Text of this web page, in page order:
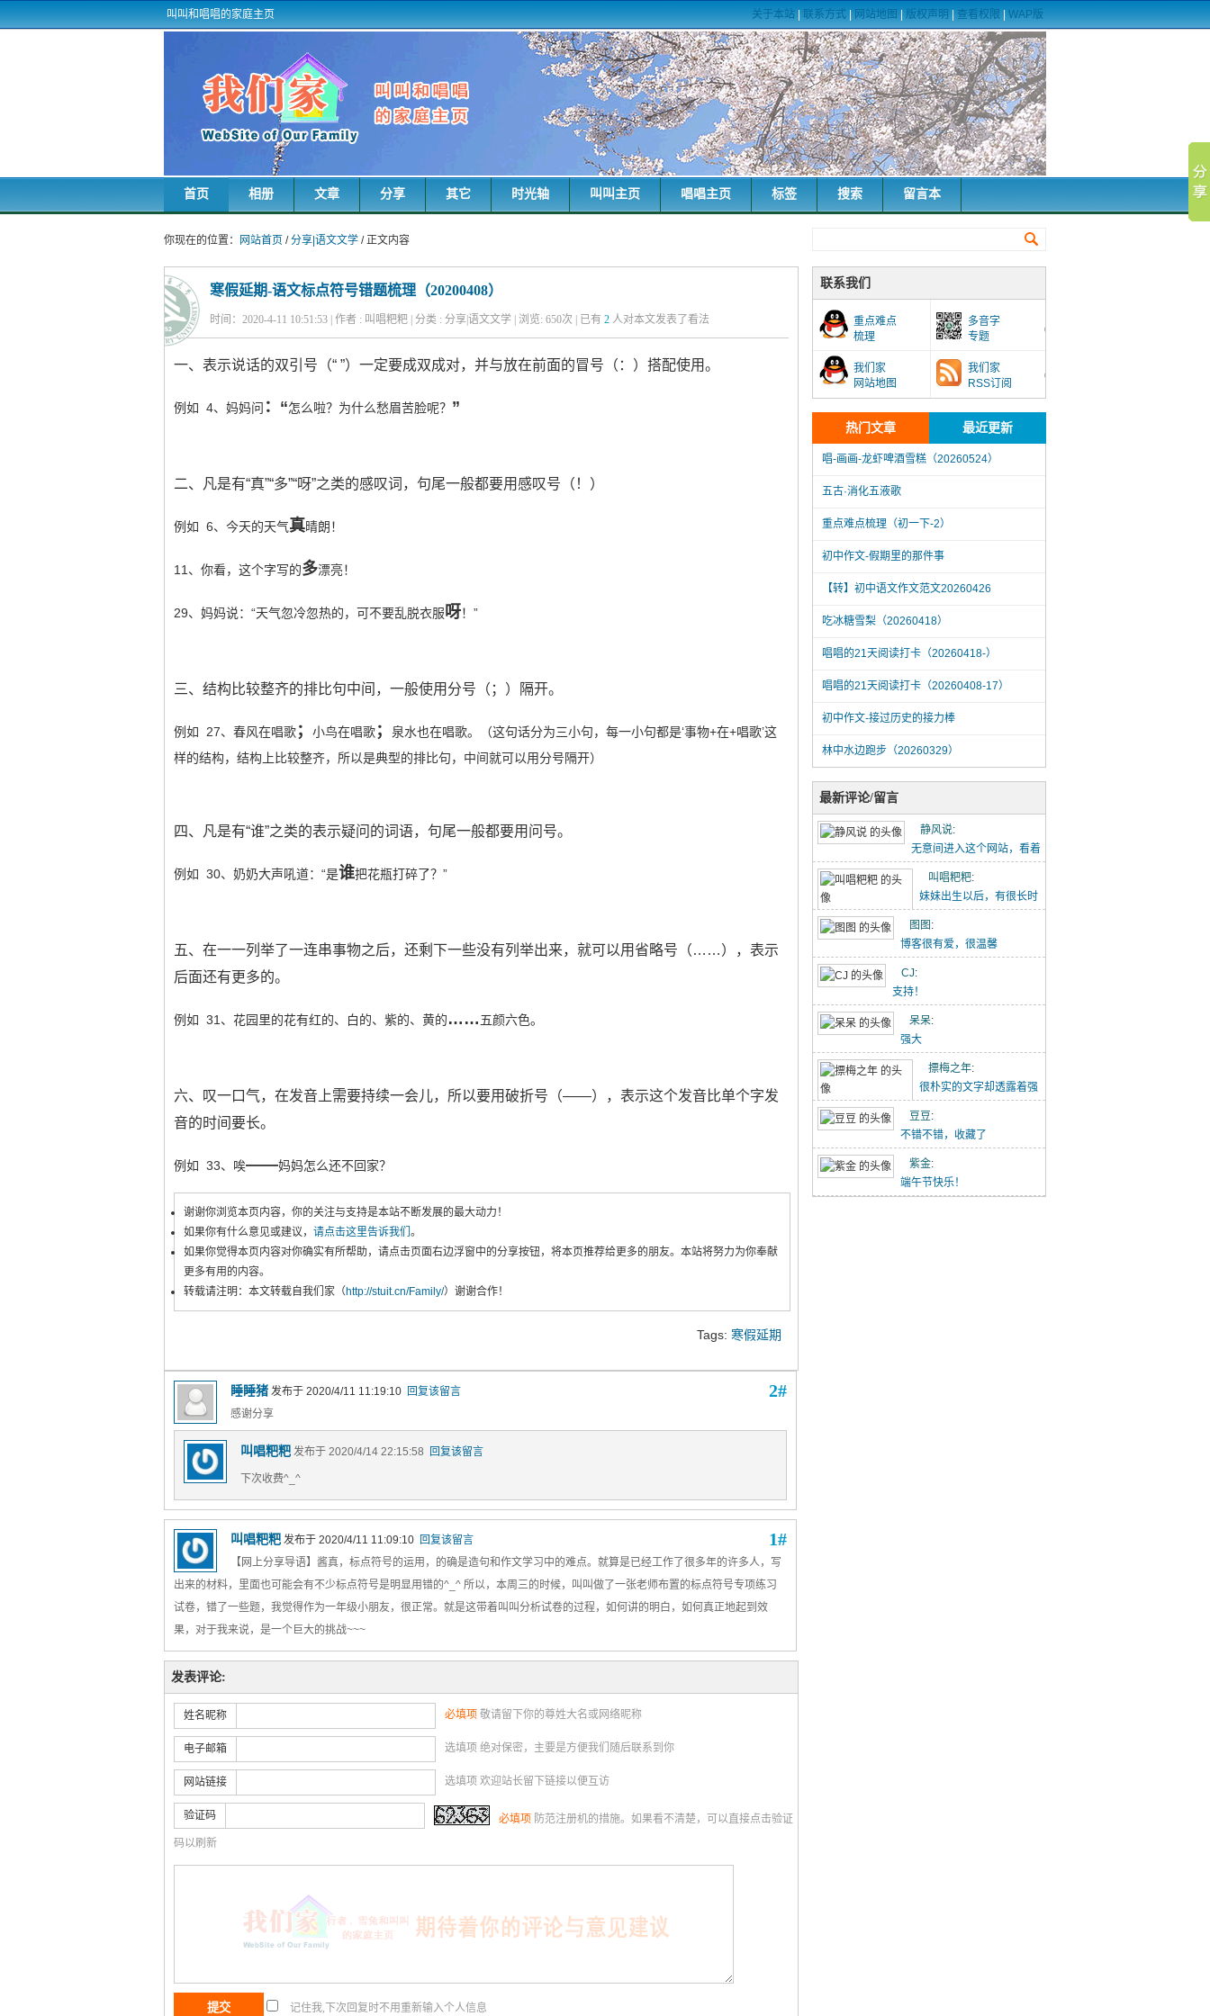
关于本站 联系方式 网站地图 版权声明 查看权限 WAP版
叫叫和唱唱的家庭主页
首页 相册 文章 分享 其它 时光轴 叫叫主页 唱唱主页 标签 搜索 留言本
你现在的位置： 网站首页 /分享|语文文学 / 正文内容
寒假延期-语文标点符号错题梳理（20200408）
时间：2020-4-11 10:51:53 | 作者 : 叫唱粑粑 | 分类 : 分享|语文文学 | 浏览: 650次 | 已有 2 人对本文发表了看法
一、表示说话的双引号（“ ”）一定要成双成对，并与放在前面的冒号（：）搭配使用。
例如 4、妈妈问 ：“怎么啦？为什么愁眉苦脸呢？ ”
二、凡是有“真”“多”“呀”之类的感叹词，句尾一般都要用感叹号（！）
例如 6、今天的天气真晴朗！
11、你看，这个字写的多漂亮！
29、妈妈说：“天气忽冷忽热的，可不要乱脱衣服呀！”
三、结构比较整齐的排比句中间，一般使用分号（；）隔开。
例如 27、春风在唱歌； 小鸟在唱歌；
泉水也在唱歌。（这句话分为三小句，每一小句都是‘事物+在+唱歌’这
样的结构，结构上比较整齐，所以是典型的排比句，中间就可以用分号隔开）
四、凡是有“谁”之类的表示疑问的词语，句尾一般都要用问号。
例如 30、奶奶大声吼道：“是谁把花瓶打碎了？”
五、在一一列举了一连串事物之后，还剩下一些没有列举出来，就可以用省略号（……），表示
后面还有更多的。
例如 31、花园里的花有红的、白的、紫的、黄的……五颜六色。
六、叹一口气，在发音上需要持续一会儿，所以要用破折号（——），表示这个发音比单个字发
音的时间要长。
例如 33、唉——妈妈怎么还不回家？
谢谢你浏览本页内容，你的关注与支持是本站不断发展的最大动力！
如果你有什么意见或建议， 请点击这里告诉我们 。
如果你觉得本页内容对你确实有所帮助，请点击页面右边浮窗中的分享按钮，将本页推荐给更多的朋友。本站将努力为你奉献
更多有用的内容。
转载请注明：本文转载自我们家（http://stuit.cn/Family/）谢谢合作！
Tags: 寒假延期
睡睡猪 发布于 2020/4/11 11:19:10 回复该留言 2#
感谢分享
叫唱粑粑 发布于 2020/4/14 22:15:58 回复该留言
下次收费^_^
叫唱粑粑 发布于 2020/4/11 11:09:10 回复该留言 1#
【网上分享导语】酱真，标点符号的运用，的确是造句和作文学习中的难点。就算是已经工作了很多年的许多人，写
出来的材料，里面也可能会有不少标点符号是明显用错的^_^ 所以，本周三的时候，叫叫做了一张老师布置的标点符号专项练习
试卷，错了一些题，我觉得作为一年级小朋友，很正常。就是这带着叫叫分析试卷的过程，如何讲的明白，如何真正地起到效
果，对于我来说，是一个巨大的挑战~~~
发表评论:
姓名昵称 必填项 敬请留下你的尊姓大名或网络昵称
电子邮箱 选填项 绝对保密，主要是方便我们随后联系到你
网站链接 选填项 欢迎站长留下链接以便互访
验证码 必填项 防范注册机的措施。如果看不清楚，可以直接点击验证
码以刷新
记住我,下次回复时不用重新输入个人信息
联系我们
重点难点
梳理
多音字
专题
我们家
网站地图
我们家
RSS订阅
热门文章 最近更新
唱-画画-龙虾啤酒雪糕（20260524）
五古·消化五液歌
重点难点梳理（初一下-2）
初中作文-假期里的那件事
【转】初中语文作文范文20260426
吃冰糖雪梨（20260418）
唱唱的21天阅读打卡（20260418-）
唱唱的21天阅读打卡（20260408-17）
初中作文-接过历史的接力棒
林中水边跑步（20260329）
唱-画画-龙虾啤酒雪糕（20260524）
五古·消化五液歌
重点难点梳理（初一下-2）
初中作文-假期里的那件事
【转】初中语文作文范文20260426
吃冰糖雪梨（20260418）
唱唱的21天阅读打卡（20260418-）
林中水边跑步（20260329）
小猪佩奇手推车（20260329）
喝酸奶看动画片被发现了（20260329）
最新评论/留言
静风说:
无意间进入这个网站，看着
点滴记录的文章能感...
叫唱粑粑:
妹妹出生以后，有很长时
图图 :
博客很有爱，很温馨
CJ:
支持！
呆呆:
强大
摽梅之年:
很朴实的文字却透露着强
豆豆 :
不错不错，收藏了
紫金:
端午节快乐！